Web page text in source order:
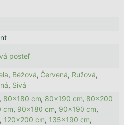
posteľ
, Béžová, Červená, Ružová,
, Sivá
, 80x180 cm, 80x190 cm, 80x200
cm, 90x180 cm, 90x190 cm,
, 120x200 cm, 135x190 cm,